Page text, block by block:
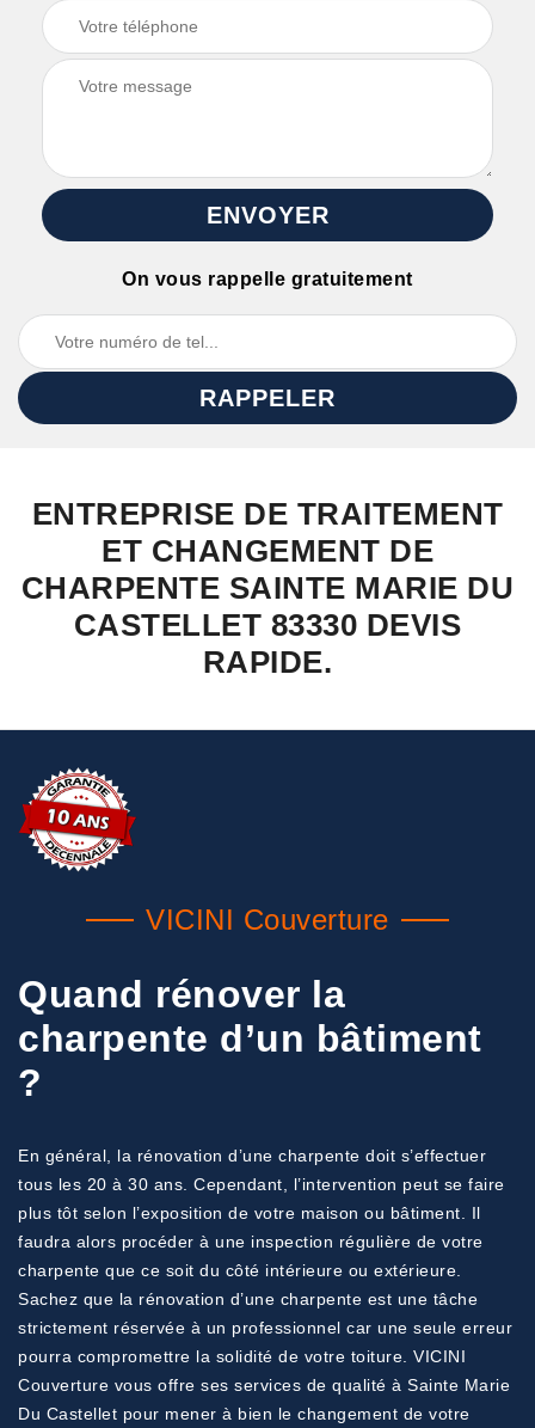
On vous rappelle gratuitement
ENTREPRISE DE TRAITEMENT
ET CHANGEMENT DE
CHARPENTE SAINTE MARIE DU
CASTELLET 83330 DEVIS
RAPIDE.
VICINI Couverture
Quand rénover la
charpente d’un bâtiment
?
En général, la rénovation d’une charpente doit s’effectuer
tous les 20 à 30 ans. Cependant, l’intervention peut se faire
plus tôt selon l’exposition de votre maison ou bâtiment. Il
faudra alors procéder à une inspection régulière de votre
charpente que ce soit du côté intérieure ou extérieure.
Sachez que la rénovation d’une charpente est une tâche
strictement réservée à un professionnel car une seule erreur
pourra compromettre la solidité de votre toiture. VICINI
Couverture vous offre ses services de qualité à Sainte Marie
Du Castellet pour mener à bien le changement de votre